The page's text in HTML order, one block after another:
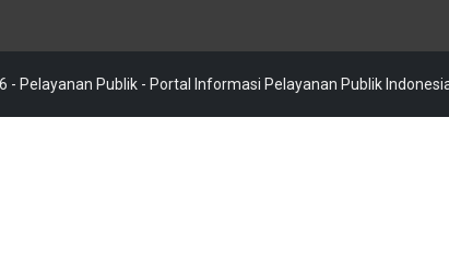
- Pelayanan Publik - Portal Informasi Pelayanan Publik